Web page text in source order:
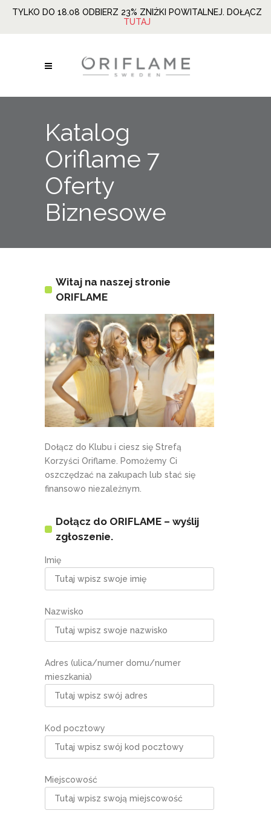
TYLKO DO 18.08 ODBIERZ 23% ZNIŻKI POWITALNEJ. DOŁĄCZ
TUTAJ
Katalog
Oriflame 7
Oferty
Biznesowe
Witaj na naszej stronie
ORIFLAME
Dołącz do Klubu i ciesz się Strefą
Korzyści Oriflame. Pomożemy Ci
oszczędzać na zakupach lub stać się
finansowo niezależnym.
Dołącz do ORIFLAME – wyślij
zgłoszenie.
Imię
Nazwisko
Adres (ulica/numer domu/numer
mieszkania)
Kod pocztowy
Miejscowość